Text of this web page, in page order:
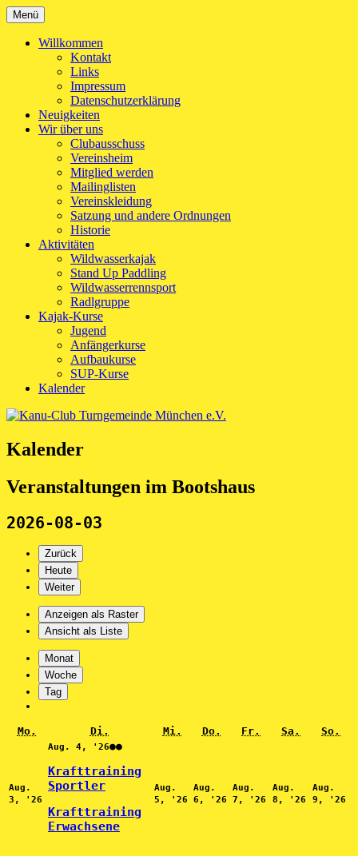
Zum
Inhalt
springen
Kanu-Club Turngemeinde München e.V.
Kanu fahren in München
Menü
Willkommen
Kontakt
Links
Impressum
Datenschutzerklärung
Neuigkeiten
Wir über uns
Clubausschuss
Vereinsheim
Mitglied werden
Mailinglisten
Vereinskleidung
Satzung und andere Ordnungen
Historie
Aktivitäten
Wildwasserkajak
Stand Up Paddling
Wildwasserrennsport
Radlgruppe
Kajak-Kurse
Jugend
Anfängerkurse
Aufbaukurse
SUP-Kurse
Kalender
Kalender
Veranstaltungen im Bootshaus
2026-08-03
Zurück
Heute
Weiter
Anzeigen als Raster
Ansicht als
Liste
Monat
Woche
Tag
Mo. Di. Mi. Mittwoch
Do. Donnerstag
Fr. Freitag
Sa. Samstag
So.
Aug.
3, '26
August
2026
Aug. 4, '264.
2026
●●(2
Krafttraining
Sportler
Krafttraining
Erwachsene
Aug.
5, '26 5.
Aug.
6, '26 6.
Aug.
7, '26 7.
Aug.
8, '26 8.
Aug.
9, '26